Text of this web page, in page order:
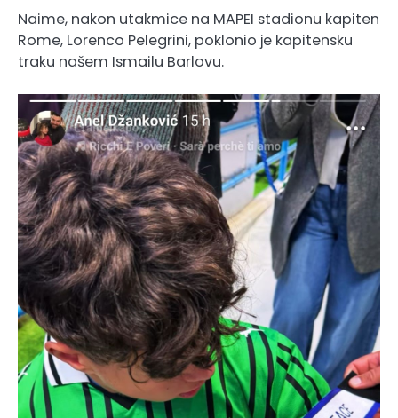
Naime, nakon utakmice na MAPEI stadionu kapiten
Rome, Lorenco Pelegrini, poklonio je kapitensku
traku našem Ismailu Barlovu.